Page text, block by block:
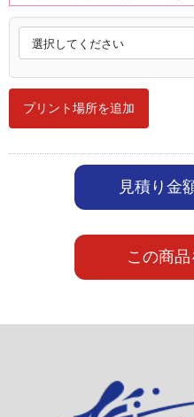
プリント場所を追加
見積り金
この商